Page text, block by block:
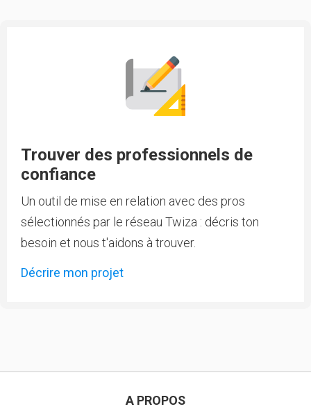
Trouver des professionnels de
confiance
Un outil de mise en relation avec des pros
sélectionnés par le réseau Twiza : décris ton
besoin et nous t'aidons à trouver.
Décrire mon projet
A PROPOS